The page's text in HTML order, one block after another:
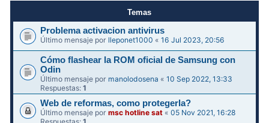
Temas
Problema activacion antivirus
Último mensaje por lleponet1000 «16 Jul 2023, 20:56
Cómo flashear la ROM oficial de Samsung con
Odin
Último mensaje por manolodosena «10 Sep 2022, 13:33
Respuestas:1
Web de reformas, como protegerla?
Último mensaje pormsc hotline sat «05 Nov 2021, 16:28